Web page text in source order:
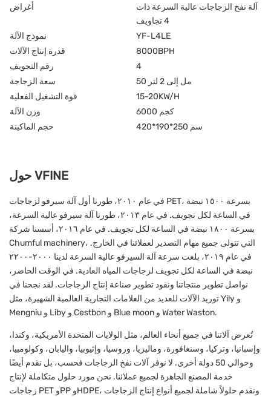
أغراض
آلة نفخ الزجاجات عالية السرعة ذات
4 تجاويف
نموذج الآلة
YF-L4LE
قدرة إنتاج الآلات
8000BPH
رقم التجويف
4
سعة الزجاجة
50 مل إلى 2 لتر
قوة التشغيل الفعلية
15-20KW/H
وزن الآلة
6000 كجم
حجم الماكينة
420*190*250 سم
حول VFINE
في عام ٢٠١٠، طورنا أول آلة سيرفو لزجاجات PET، بسرعة ١٥٠٠ نبضة
في الساعة لكل تجويف. في عام ٢٠١٣، طورنا آلة سيرفو عالية السرعة،
بسرعة ١٨٠٠ نبضة في الساعة لكل تجويف. في عام ٢٠١٦، أسسنا شركة
Chumful machinery، التي تتولى جميع مهام التصدير لعملائنا في الخارج.
في عام ٢٠١٩، بلغت سرعة آلة السيرفو عالية السرعة لدينا ٢٠٠٠-٢٢٠٠
نبضة في الساعة لكل تجويف لزجاجات المياه العادية. في الوقت الحاضر،
نواصل تطوير منتجاتنا ونقود تطوير صناعة إنتاج الزجاجات. لقد نجحنا في
توريد الآلات للعديد من العلامات التجارية العالمية الشهيرة، مثل Yily و
Mengniu و Liby و Cestbon و Blue moon و Water Waston.
تُعرض آلاتنا في جميع أنحاء العالم، مثل الولايات المتحدة الأمريكية، وكندا،
وإسبانيا، وتركيا، وسنغافورة، وماليزيا، وروسيا، وإثيوبيا، واليابان، وكولومبيا،
وحوالي 50 دولة أخرى. لا نوفر آلات نفخ الزجاجات فحسب، بل نقدم أيضًا
خدمة المصنع الجاهزة لجميع عملائنا. نحن مورد حلول متكاملة لإنتاج
زجاجات PET وPP وHDPE، ونقدم حلولاً شاملة لجميع أنواع إنتاج الزجاجات